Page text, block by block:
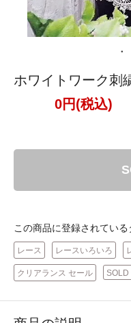
ホワイトワーク刺
0円(税込)
この商品に登録されている
レース レースいろいろ
クリアランス セール SOLD